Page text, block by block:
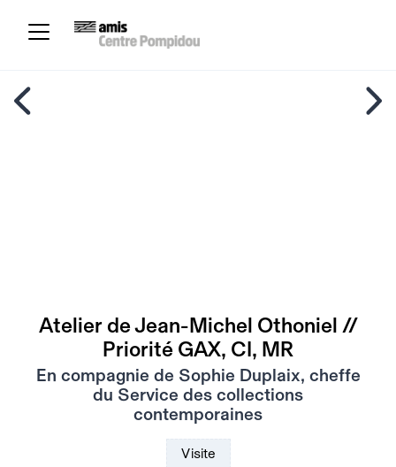
Atelier de Jean-Michel Othoniel //
Priorité GAX, CI, MR
En compagnie de Sophie Duplaix, cheffe
du Service des collections
contemporaines
Visite